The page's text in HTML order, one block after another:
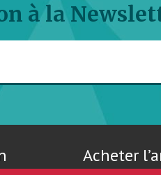
à la
Acheter